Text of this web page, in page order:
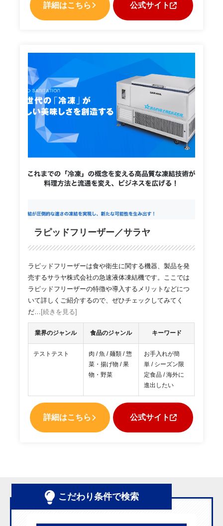
詳細はこちら 公式サイト
ラピッドフリーザー／サラヤ
ラピッドフリーザーは食や衛生に関する機器、製品を発
売するサラヤ株式会社の急速液体凍結機です。ここでは
ラピッドフリーザーの特徴や導入するメリットなどにつ
いて詳しくご紹介するので、ぜひチェックしてみてく
だ… [続きを見る]
業界のジャンル 食品のジャンル キーワード
テストテスト
肉 / 魚 / 麺類 / 惣
菜・揚げ物 / 果
物・野菜
お手入れが簡
単 / シーズン限
定食品 / 海外に
進出したい
詳細はこちら 公式サイト
こだわり条件で検索